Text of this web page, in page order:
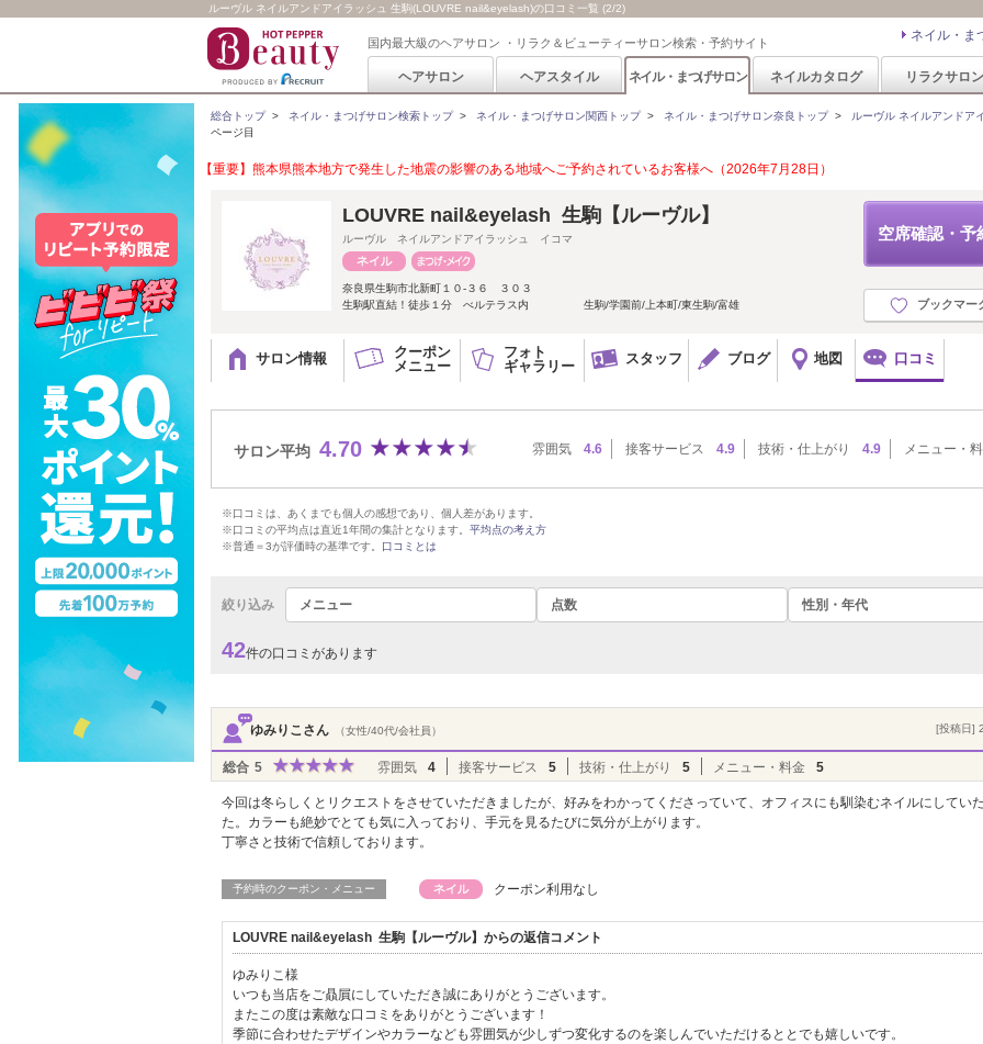
ルーヴル ネイルアンドアイラッシュ 生駒(LOUVRE nail&eyelash)の口コミ一覧 (2/2)
国内最大級のヘアサロン ・リラク＆ビューティーサロン検索・予約サイト ネイル・ま
ヘアサロン ヘアスタイル ネイル・まつげサロン ネイルカタログ リラクサロン
総合トップ> ネイル・まつげサロン検索トップ> ネイル・まつげサロン関西トップ> ネイル・まつげサロン奈良トップ> ルーヴル ネイルアンドア
ページ目
【重要】熊本県熊本地方で発生した地震の影響のある地域へご予約されているお客様へ（2026年7月28日）
空席確認・予
ブックマー
LOUVRE nail&eyelash 生駒【ルーヴル】
ルーヴル ネイルアンドアイラッシュ イコマ
奈良県生駒市北新町１０-３６ ３０３
生駒駅直結！徒歩１分 べルテラス内 生駒/学園前/上本町/東生駒/富雄
サロン情報
クーポン
メニュー
フォト
ギャラリー
スタッフ ブログ 地図 口コミ
サロン平均 4.70 雰囲気 4.6 接客サービス 4.9 技術・仕上がり 4.9 メニュー・
※口コミは、あくまでも個人の感想であり、個人差があります。
※口コミの平均点は直近1年間の集計となります。 平均点の考え方
※普通＝3が評価時の基準です。 口コミとは
絞り込み メニュー 点数 性別・年代
42件の口コミがあります
ゆみりこさん （女性/40代/会社員） [投稿日]
総合 5 雰囲気 4 接客サービス 5 技術・仕上がり 5 メニュー・料金 5
今回は冬らしくとリクエストをさせていただきましたが、好みをわかってくださっていて、オフィスにも馴染むネイルにしてい
た。カラーも絶妙でとても気に入っており、手元を見るたびに気分が上がります。
丁寧さと技術で信頼しております。
予約時のクーポン・メニュー クーポン利用なし
LOUVRE nail&eyelash 生駒【ルーヴル】からの返信コメント
ゆみりこ様
いつも当店をご贔屓にしていただき誠にありがとうございます。
またこの度は素敵な口コミをありがとうございます！
季節に合わせたデザインやカラーなども雰囲気が少しずつ変化するのを楽しんでいただけるととでも嬉しいです。